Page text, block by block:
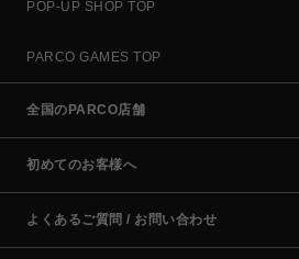
POP-UP SHOP TOP
PARCO GAMES TOP
全国のPARCO店舗
初めてのお客様へ
よくあるご質問 / お問い合わせ